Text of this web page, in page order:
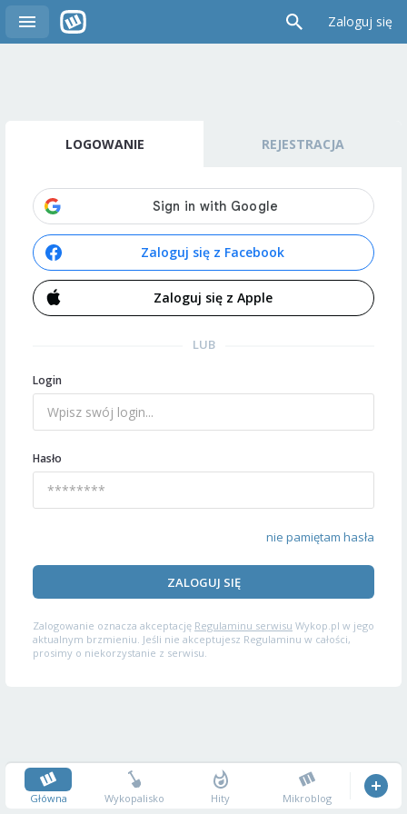
Zaloguj się
LOGOWANIE REJESTRACJA
Zaloguj się z Facebook
Zaloguj się z Apple
LUB
Login
Hasło
nie pamiętam hasła
ZALOGUJ SIĘ
Zalogowanie oznacza akceptację Regulaminu serwisu Wykop.pl w jego
aktualnym brzmieniu. Jeśli nie akceptujesz Regulaminu w całości,
prosimy o niekorzystanie z serwisu.
Główna Wykopalisko Hity Mikroblog